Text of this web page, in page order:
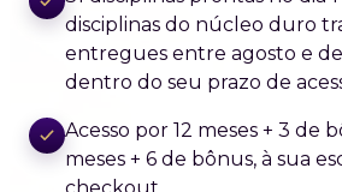
disciplinas do núcleo duro
entregues entre agosto e
dentro do seu prazo de
Acesso por 12 meses + 3 de
meses + 6 de bônus, à sua